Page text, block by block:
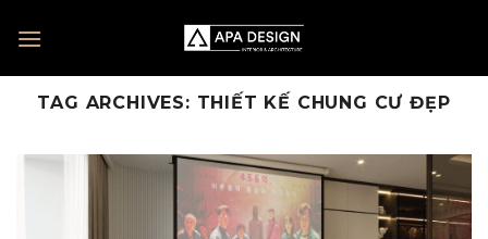
TAG ARCHIVES: THIẾT KẾ CHUNG CƯ ĐẸP